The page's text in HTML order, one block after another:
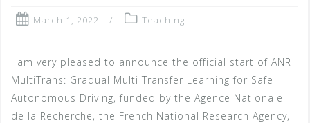
March 1, 2022 Teaching
I am very pleased to announce the official start of ANR
MultiTrans: Gradual Multi Transfer Learning for Safe
Autonomous Driving, funded by the Agence Nationale
de la Recherche, the French National Research Agency,